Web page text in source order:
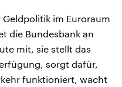
im Euroraum
die Bundesbank an
mit, sie stellt das
sorgt dafür,
funktioniert, wacht